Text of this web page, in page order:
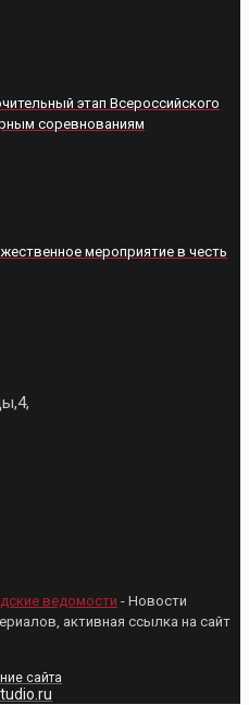
этап Всероссийского
соревнованиям
мероприятие в честь
ведомости - Новости
активная ссылка на сайт
сайта